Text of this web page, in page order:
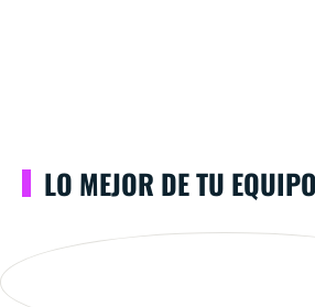
LO MEJOR DE TU EQUIPO